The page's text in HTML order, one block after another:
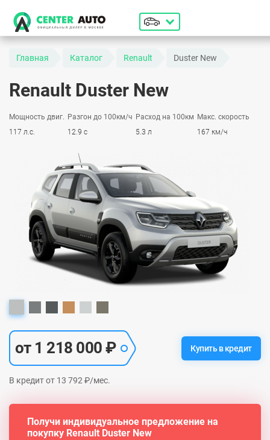
Главная Каталог Renault Duster New
Renault Duster New
Мощность двиг.
117 л.с.
Разгон до 100км/ч
12.9 с
Расход на 100км
5.3 л
Макс. скорость
167 км/ч
от 1 218 000 ₽ Купить в кредит
В кредит от 13 792 ₽/мес.
Получи индивидуальное предложение на
покупку Renault Duster New